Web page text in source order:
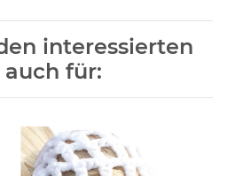
interessierten
auch für: